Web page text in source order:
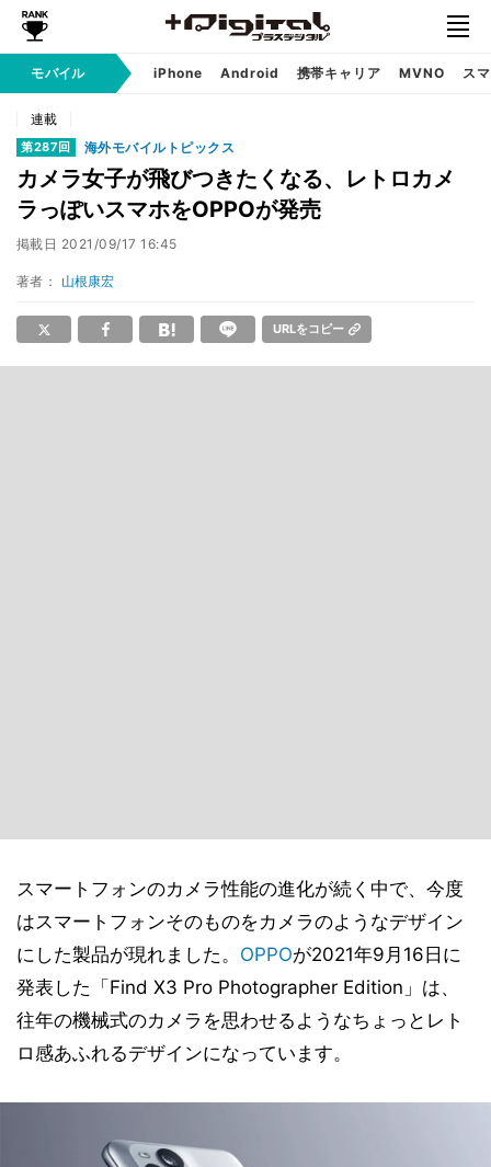
モバイル iPhone Android 携帯キャリア MVNO ス
連載
第287回 海外モバイルトピックス
カメラ女子が飛びつきたくなる、レトロカメ
ラっぽいスマホをOPPOが発売
掲載日 2021/09/17 16:45
著者： 山根康宏
URLをコピー
スマートフォンのカメラ性能の進化が続く中で、今度
はスマートフォンそのものをカメラのようなデザイン
にした製品が現れました。 OPPOが2021年9月16日に
発表した「Find X3 Pro Photographer Edition」は、
往年の機械式のカメラを思わせるようなちょっとレト
ロ感あふれるデザインになっています。